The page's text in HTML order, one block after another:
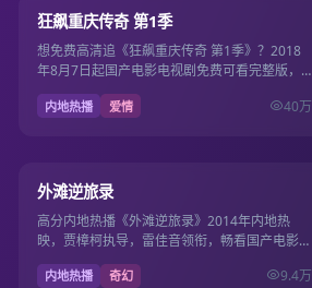
9.5
狂飙重庆传奇 第1季
想免费高清追《狂飙重庆传奇 第1季》？2018
年8月7日起国产电影电视剧免费可看完整版，
汪俊执导，肖战、成毅领衔，国产影视免费同步
超清片源。
内地热播 爱情 40万
9.5
外滩逆旅录
高分内地热播《外滩逆旅录》2014年内地热
映，贾樟柯执导，雷佳音领衔，畅看国产电影电
视剧免费，1080P流畅在线，影剧双线一站畅
看。
内地热播 奇幻 9.4万